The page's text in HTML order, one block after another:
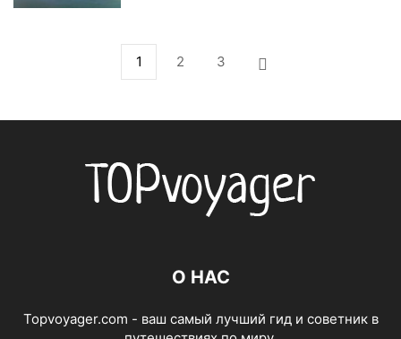
1 2 3
О НАС
Topvoyager.com - ваш самый лучший гид и советник в